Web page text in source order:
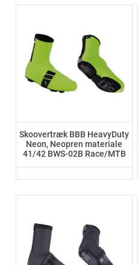
Skoovertræk BBB HeavyDuty
Neon, Neopren materiale
41/42 BWS-02B Race/MTB